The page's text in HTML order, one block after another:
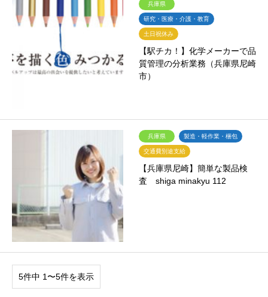
兵庫県
研究・医療・介護・教育
土日祝休み
【駅チカ！】化学メーカーで品
質管理の分析業務（兵庫県尼崎
市）
兵庫県 製造・軽作業・梱包
交通費別途支給
【兵庫県尼崎】簡単な製品検
査 shiga minakyu 112
5件中 1〜5件を表示